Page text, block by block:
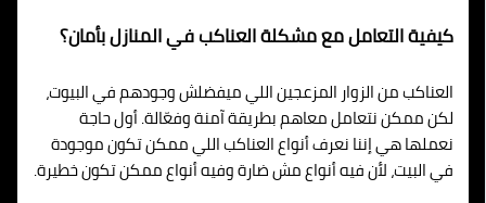
كيفية التعامل مع مشكلة العناكب في المنازل بأمان؟
العناكب من الزوار المزعجين اللي ميفضلش وجودهم في البيوت،
لكن ممكن نتعامل معاهم بطريقة آمنة وفعّالة. أول حاجة
نعملها هي إننا نعرف أنواع العناكب اللي ممكن تكون موجودة
في البيت، لأن فيه أنواع مش ضارة وفيه أنواع ممكن تكون خطيرة.